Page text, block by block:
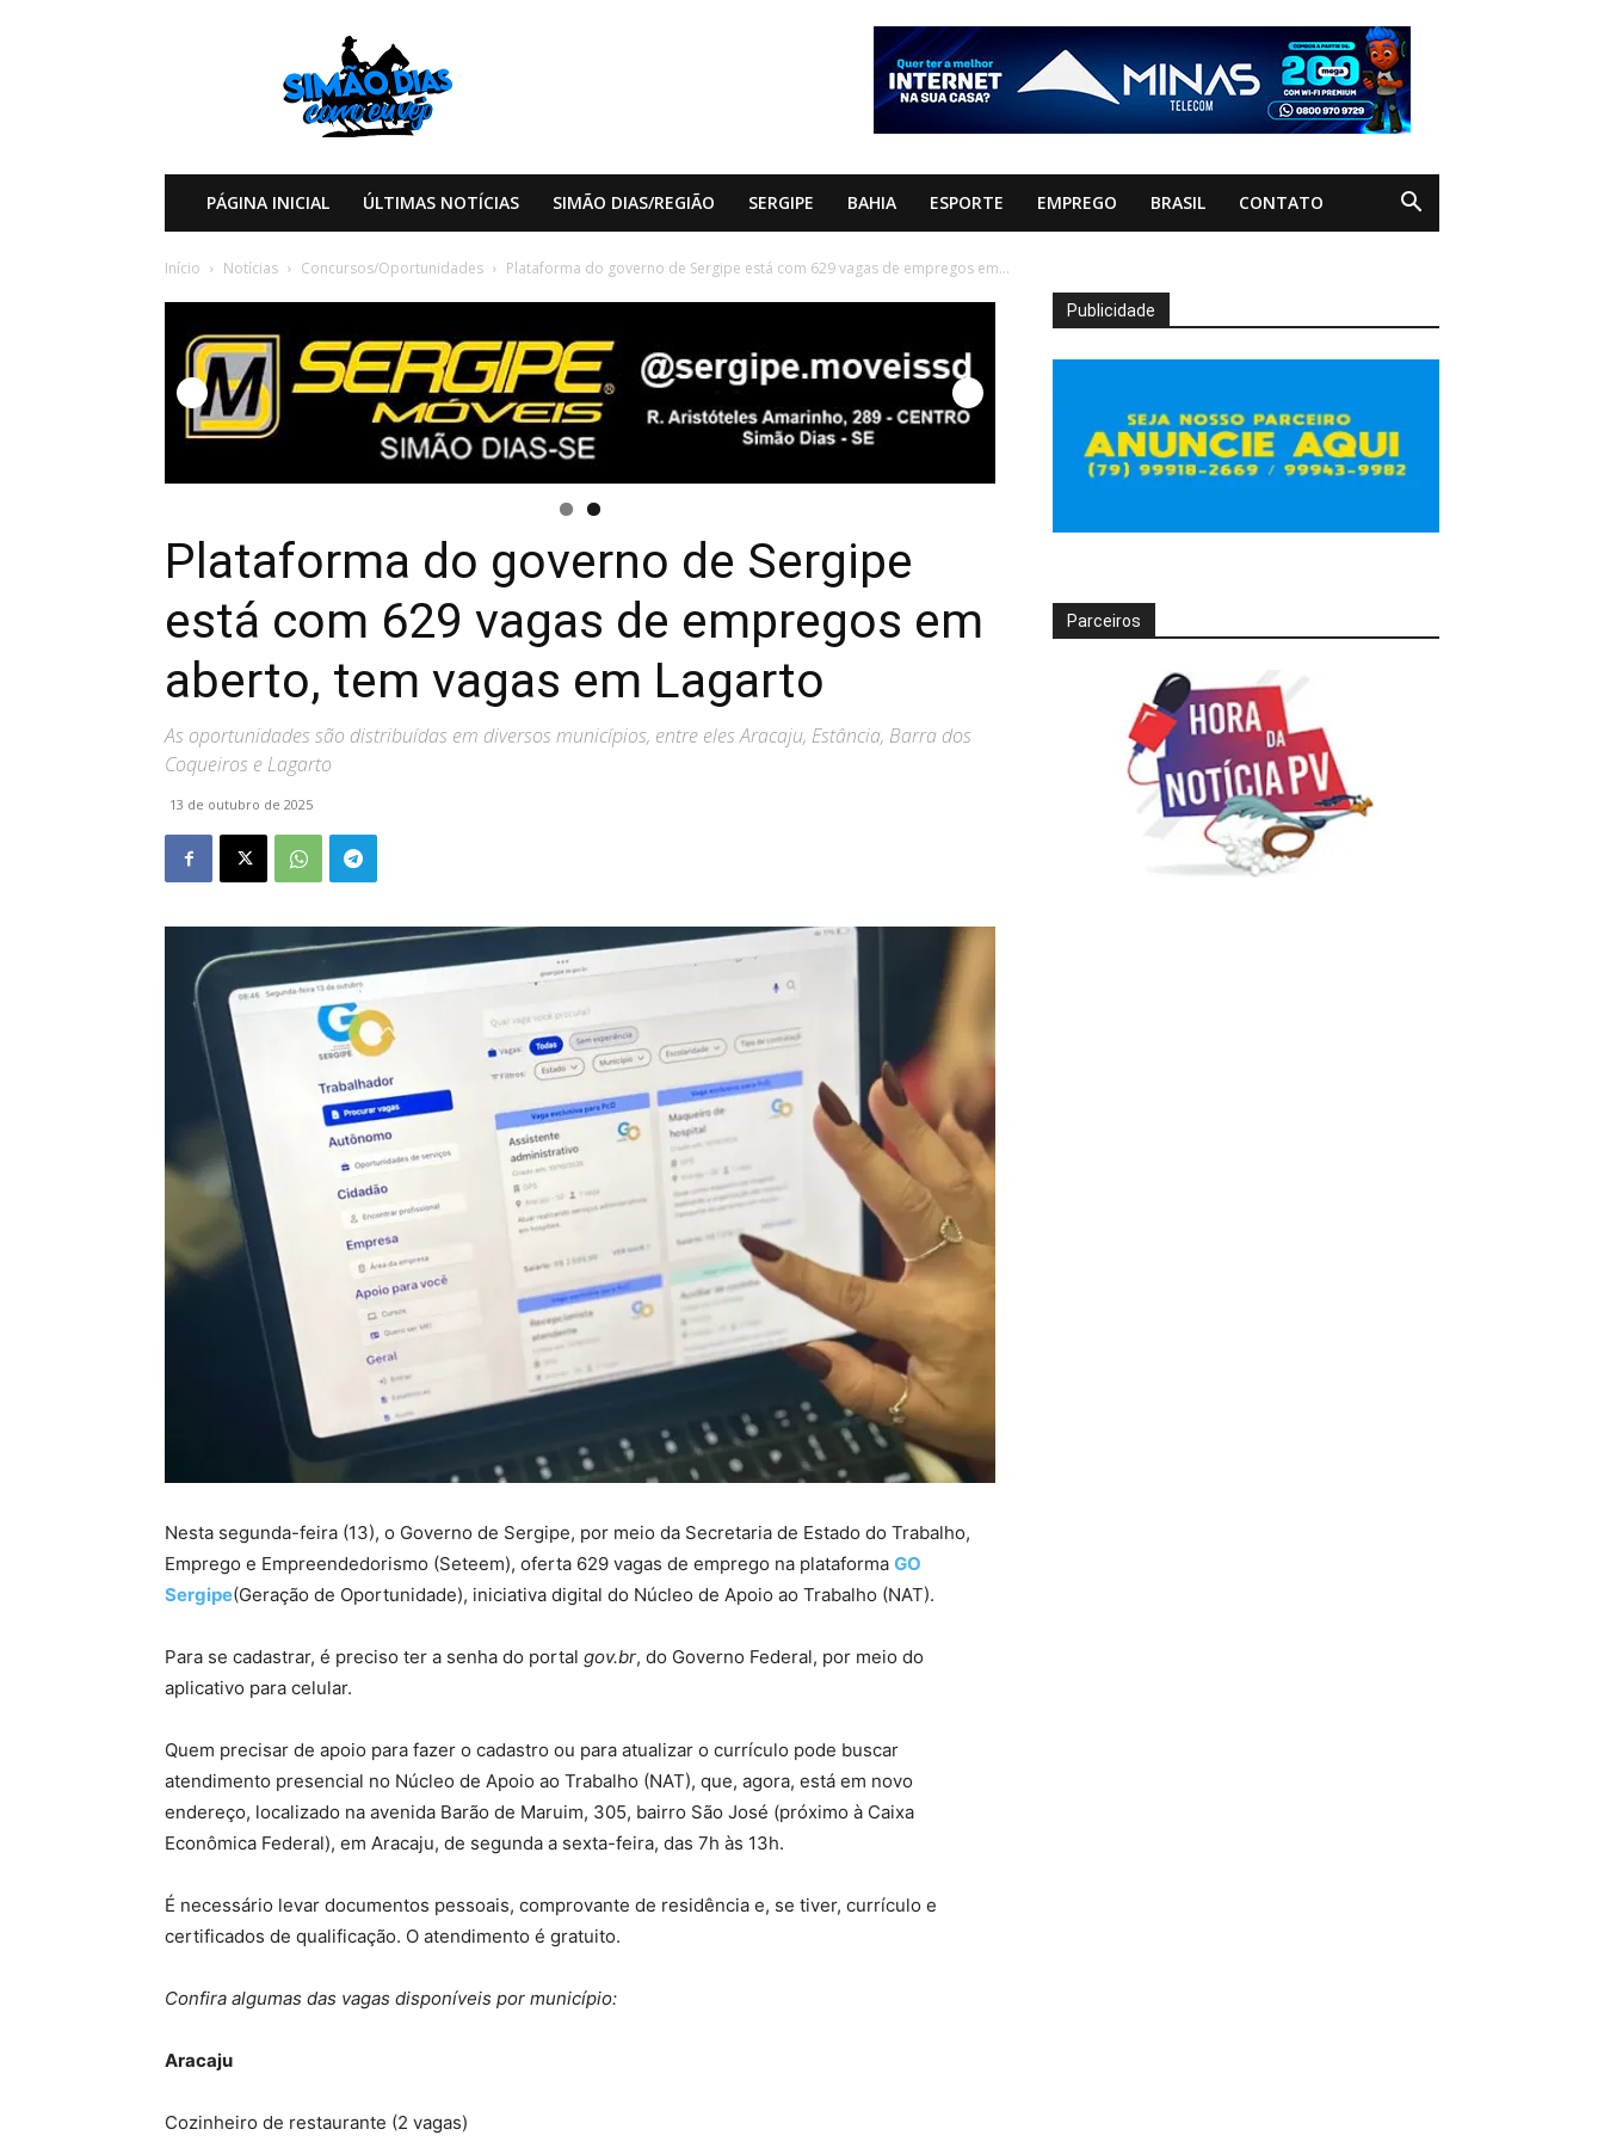
PÁGINA INICIAL ÚLTIMAS NOTÍCIAS SIMÃO DIAS/REGIÃO SERGIPE BAHIA ESPORTE EMPREGO BRASIL CONTATO
Início Notícias Concursos/Oportunidades Plataforma do governo de Sergipe está com 629 vagas de empregos em...
Plataforma do governo de Sergipe
está com 629 vagas de empregos em
aberto, tem vagas em Lagarto
As oportunidades são distribuídas em diversos municípios, entre eles Aracaju, Estância, Barra dos
Coqueiros e Lagarto
13 de outubro de 2025
Nesta segunda-feira (13), o Governo de Sergipe, por meio da Secretaria de Estado do Trabalho,
Emprego e Empreendedorismo (Seteem), oferta 629 vagas de emprego na plataforma GO
Sergipe(Geração de Oportunidade), iniciativa digital do Núcleo de Apoio ao Trabalho (NAT).
Para se cadastrar, é preciso ter a senha do portal gov.br, do Governo Federal, por meio do
aplicativo para celular.
Quem precisar de apoio para fazer o cadastro ou para atualizar o currículo pode buscar
atendimento presencial no Núcleo de Apoio ao Trabalho (NAT), que, agora, está em novo
endereço, localizado na avenida Barão de Maruim, 305, bairro São José (próximo à Caixa
Econômica Federal), em Aracaju, de segunda a sexta-feira, das 7h às 13h.
É necessário levar documentos pessoais, comprovante de residência e, se tiver, currículo e
certificados de qualificação. O atendimento é gratuito.
Confira algumas das vagas disponíveis por município:
Aracaju
Cozinheiro de restaurante (2 vagas)
Publicidade
Parceiros